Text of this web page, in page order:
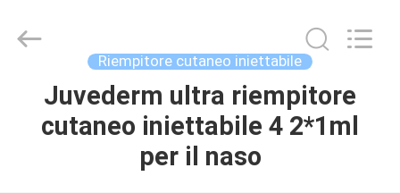
CASA.
International
Trading
Riempitore cutaneo iniettabile
Juvederm ultra riempitore
cutaneo iniettabile 4 2*1ml
per il naso